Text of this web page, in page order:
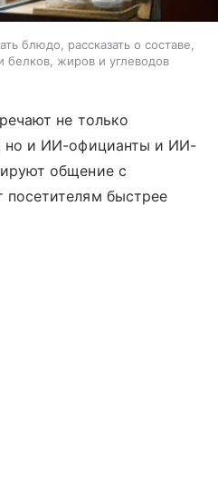
блюдо, рассказать о составе,
белков, жиров и углеводов
не только
но и ИИ-официанты и ИИ-
общение с
быстрее